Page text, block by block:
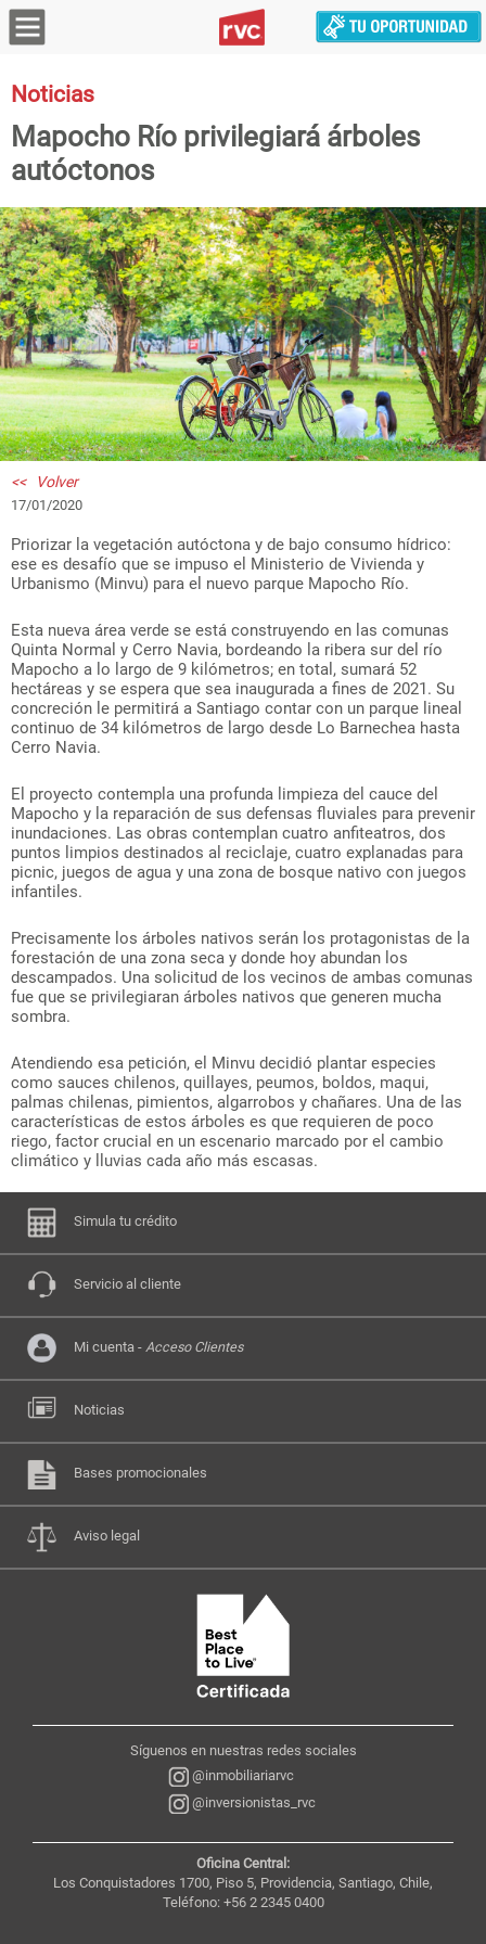
Noticias
Mapocho Río privilegiará árboles
autóctonos
<< Volver
17/01/2020
Priorizar la vegetación autóctona y de bajo consumo hídrico:
ese es desafío que se impuso el Ministerio de Vivienda y
Urbanismo (Minvu) para el nuevo parque Mapocho Río.
Esta nueva área verde se está construyendo en las comunas
Quinta Normal y Cerro Navia, bordeando la ribera sur del río
Mapocho a lo largo de 9 kilómetros; en total, sumará 52
hectáreas y se espera que sea inaugurada a fines de 2021. Su
concreción le permitirá a Santiago contar con un parque lineal
continuo de 34 kilómetros de largo desde Lo Barnechea hasta
Cerro Navia.
El proyecto contempla una profunda limpieza del cauce del
Mapocho y la reparación de sus defensas fluviales para prevenir
inundaciones. Las obras contemplan cuatro anfiteatros, dos
puntos limpios destinados al reciclaje, cuatro explanadas para
picnic, juegos de agua y una zona de bosque nativo con juegos
infantiles.
Precisamente los árboles nativos serán los protagonistas de la
forestación de una zona seca y donde hoy abundan los
descampados. Una solicitud de los vecinos de ambas comunas
fue que se privilegiaran árboles nativos que generen mucha
sombra.
Atendiendo esa petición, el Minvu decidió plantar especies
como sauces chilenos, quillayes, peumos, boldos, maqui,
palmas chilenas, pimientos, algarrobos y chañares. Una de las
características de estos árboles es que requieren de poco
riego, factor crucial en un escenario marcado por el cambio
climático y lluvias cada año más escasas.
Simula tu crédito
Servicio al cliente
Mi cuenta - Acceso Clientes
Noticias
Bases promocionales
Aviso legal
Síguenos en nuestras redes sociales
@inmobiliariarvc
@inversionistas_rvc
Oficina Central:
Los Conquistadores 1700, Piso 5, Providencia, Santiago, Chile,
Teléfono: +56 2 2345 0400